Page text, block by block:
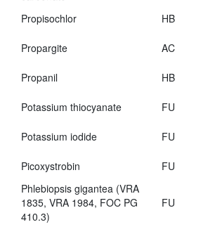
Propisochlor HB
Propargite
AC
Propanil
HB
Potassium thiocyanate
FU
Potassium iodide
FU
Picoxystrobin
FU
Phlebiopsis gigantea (VRA
1835, VRA 1984, FOC PG
410.3)
FU